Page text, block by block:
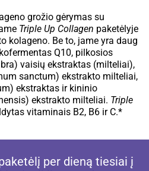
grožio gėrymas su
Triple Up Collagen paketėlyje
kolageno. Be to, jame yra daug
Q10, pilkosios
vaisių ekstraktas (milteliai),
sanctum) ekstrakto milteliai,
ekstraktas ir kininio
ekstrakto milteliai. Triple
vitaminais B2, B6 ir C.*
per dieną tiesiai į